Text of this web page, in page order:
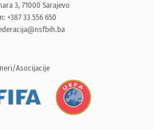
3, 71000 Sarajevo
+387 33 556 650
Asocijacije